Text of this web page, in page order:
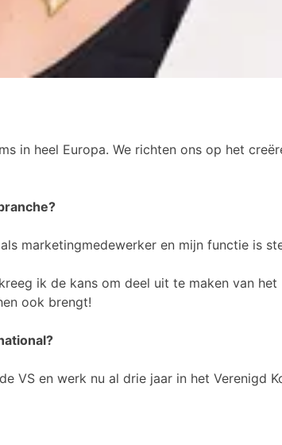
in heel Europa. We richten ons op het
marketingmedewerker en mijn functie is
ik de kans om deel uit te maken van
ook brengt!
VS en werk nu al drie jaar in het Verenigd